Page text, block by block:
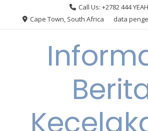
Call Us: +2782 444 YEAH
Cape Town, South Africa
data